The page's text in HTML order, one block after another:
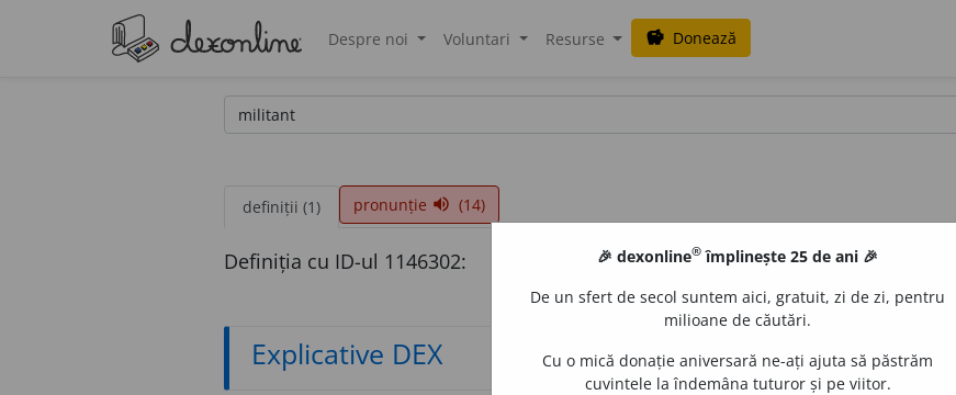
Despre noi Voluntari Resurse savings Donează
definiții (1) pronunție volume_up (14)
Definiția cu ID-ul 1146302:
Explicative DEX
🎉 dexonline® împlinește 25 de ani 🎉
De un sfert de secol suntem aici, gratuit, zi de zi, pentru
milioane de căutări.
Cu o mică donație aniversară ne-ați ajuta să păstrăm
cuvintele la îndemâna tuturor și pe viitor.